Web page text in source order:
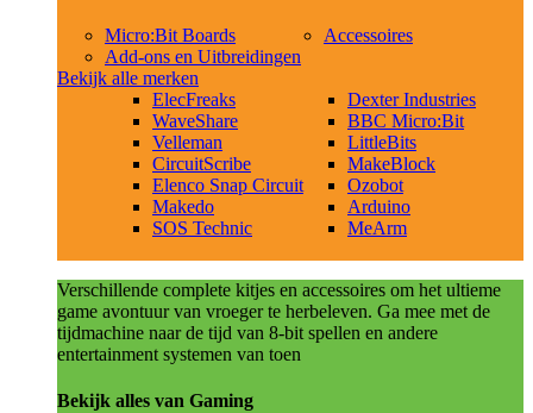
Micro:Bit Boards
Add-ons en Uitbreidingen
Accessoires
Bekijk alle merken
ElecFreaks
WaveShare
Velleman
CircuitScribe
Elenco Snap Circuit
Makedo
SOS Technic
Dexter Industries
BBC Micro:Bit
LittleBits
MakeBlock
Ozobot
Arduino
MeArm
Verschillende complete kitjes en accessoires om het ultieme
game avontuur van vroeger te herbeleven. Ga mee met de
tijdmachine naar de tijd van 8-bit spellen en andere
entertainment systemen van toen
Bekijk alles van Gaming